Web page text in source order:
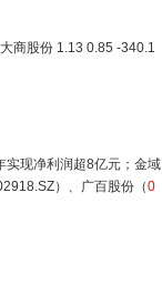
商股份 1.13 0.85 -340.1
实现净利润超8亿元；金域
）、广百股份（0